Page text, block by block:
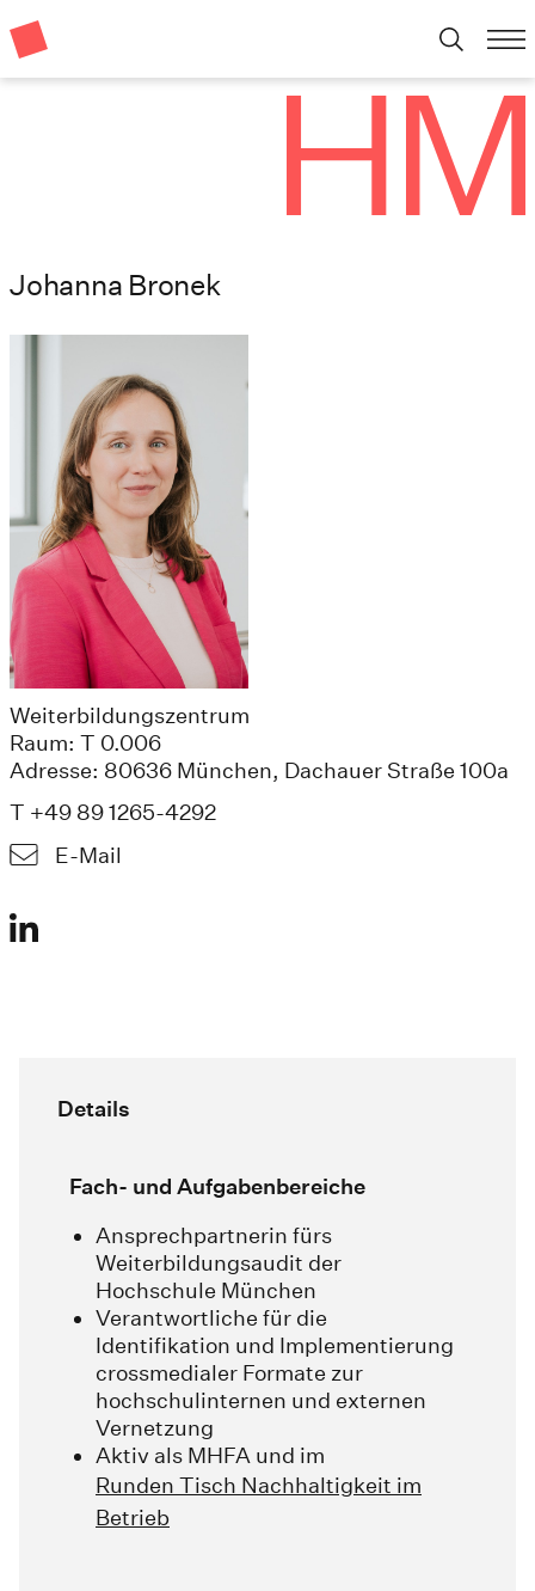
Johanna Bronek
Weiterbildungszentrum
Raum: T 0.006
Adresse: 80636 München, Dachauer Straße 100a
T +49 89 1265-4292
E-Mail
Details
Fach- und Aufgabenbereiche
Ansprechpartnerin fürs
Weiterbildungsaudit der
Hochschule München
Verantwortliche für die
Identifikation und Implementierung
crossmedialer Formate zur
hochschulinternen und externen
Vernetzung
Aktiv als MHFA und im
Runden Tisch Nachhaltigkeit im
Betrieb